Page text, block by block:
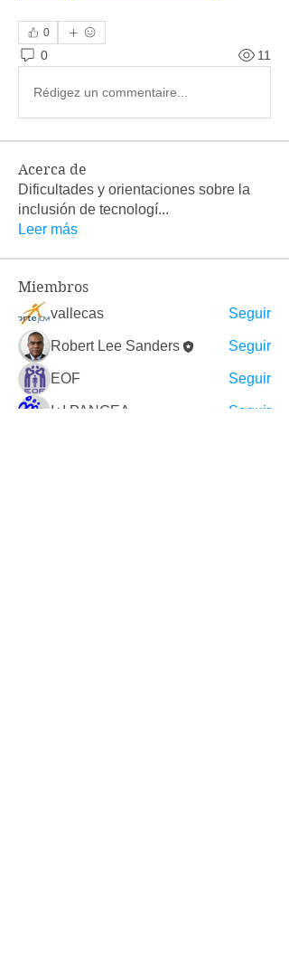
0
0 11
Rédigez un commentaire...
Acerca de
Dificultades y orientaciones sobre la
inclusión de tecnologí...
Leer más
Miembros
vallecas Seguir
Robert Lee Sanders Seguir
EOF Seguir
I+I PANGEA Seguir